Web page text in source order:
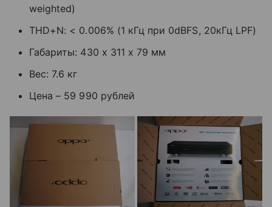
weighted)
THD+N: < 0.006% (1 кГц при 0dBFS, 20кГц LPF)
Габариты: 430 x 311 x 79 мм
Вес: 7.6 кг
Цена – 59 990 рублей